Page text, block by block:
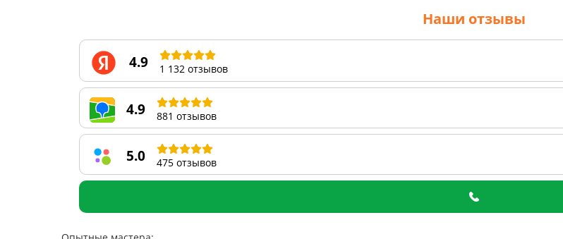
Наши отзывы
4.9 1 132 отзывов
4.9 881 отзывов
5.0 475 отзывов